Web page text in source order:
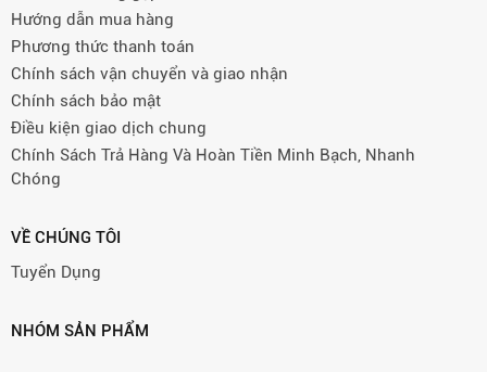
Hướng dẫn mua hàng
Phương thức thanh toán
Chính sách vận chuyển và giao nhận
Chính sách bảo mật
Điều kiện giao dịch chung
Chính Sách Trả Hàng Và Hoàn Tiền Minh Bạch, Nhanh
Chóng
VỀ CHÚNG TÔI
Tuyển Dụng
NHÓM SẢN PHẨM